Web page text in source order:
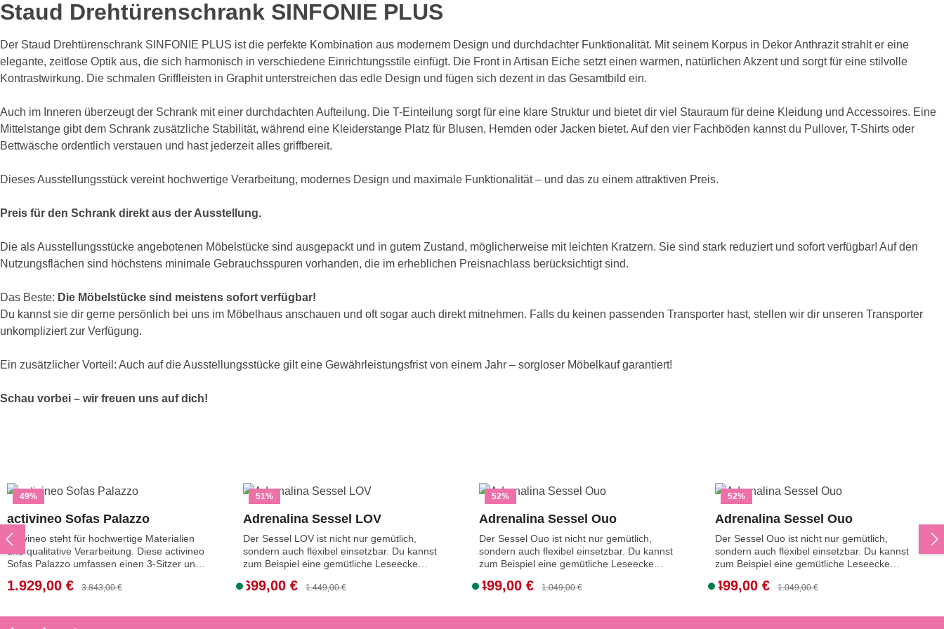
Staud Drehtürenschrank SINFONIE PLUS
Der Staud Drehtürenschrank SINFONIE PLUS ist die perfekte Kombination aus modernem Design und durchdachter Funktionalität. Mit seinem Korpus in Dekor Anthrazit strahlt er eine
elegante, zeitlose Optik aus, die sich harmonisch in verschiedene Einrichtungsstile einfügt. Die Front in Artisan Eiche setzt einen warmen, natürlichen Akzent und sorgt für eine stilvolle
Kontrastwirkung. Die schmalen Griffleisten in Graphit unterstreichen das edle Design und fügen sich dezent in das Gesamtbild ein.
Auch im Inneren überzeugt der Schrank mit einer durchdachten Aufteilung. Die T-Einteilung sorgt für eine klare Struktur und bietet dir viel Stauraum für deine Kleidung und Accessoires. Eine
Mittelstange gibt dem Schrank zusätzliche Stabilität, während eine Kleiderstange Platz für Blusen, Hemden oder Jacken bietet. Auf den vier Fachböden kannst du Pullover, T-Shirts oder
Bettwäsche ordentlich verstauen und hast jederzeit alles griffbereit.
Dieses Ausstellungsstück vereint hochwertige Verarbeitung, modernes Design und maximale Funktionalität – und das zu einem attraktiven Preis.
Preis für den Schrank direkt aus der Ausstellung.
Die als Ausstellungsstücke angebotenen Möbelstücke sind ausgepackt und in gutem Zustand, möglicherweise mit leichten Kratzern. Sie sind stark reduziert und sofort verfügbar! Auf den
Nutzungsflächen sind höchstens minimale Gebrauchsspuren vorhanden, die im erheblichen Preisnachlass berücksichtigt sind.
Das Beste: Die Möbelstücke sind meistens sofort verfügbar!
Du kannst sie dir gerne persönlich bei uns im Möbelhaus anschauen und oft sogar auch direkt mitnehmen. Falls du keinen passenden Transporter hast, stellen wir dir unseren Transporter
unkompliziert zur Verfügung.
Ein zusätzlicher Vorteil: Auch auf die Ausstellungsstücke gilt eine Gewährleistungsfrist von einem Jahr – sorgloser Möbelkauf garantiert!
Schau vorbei – wir freuen uns auf dich!
Produktgalerie überspringen
49%
activineo Sofas Palazzo
activineo steht für hochwertige Materialien
und qualitative Verarbeitung. Diese activineo
Sofas Palazzo umfassen einen 3-Sitzer und
perfekte Basis für ein stilvolles und
haben einen hochwertigen Stoffbezug in
Verkaufspreis:
1.929,00 € Regulärer Preis:
3.843,00 €
51%
Adrenalina Sessel LOV
Der Sessel LOV ist nicht nur gemütlich,
sondern auch flexibel einsetzbar. Du kannst
zum Beispiel eine gemütliche Leseecke
Preis für den Sessel direkt aus der
angebotenen Möbelstücke sind ausgepackt
Verkaufspreis:
S
f
699,00 € Regulärer Preis:
1.449,00 €
52%
Adrenalina Sessel Ouo
Der Sessel Ouo ist nicht nur gemütlich,
sondern auch flexibel einsetzbar. Du kannst
zum Beispiel eine gemütliche Leseecke
Preis für den Sessel direkt aus der
angebotenen Möbelstücke sind ausgepackt
Verkaufspreis:
S
f
499,00 € Regulärer Preis:
1.049,00 €
52%
Adrenalina Sessel Ouo
Der Sessel Ouo ist nicht nur gemütlich,
sondern auch flexibel einsetzbar. Du kannst
zum Beispiel eine gemütliche Leseecke
Preis für den Sessel direkt aus der
angebotenen Möbelstücke sind ausgepackt
Verkaufspreis:
S
f
499,00 € Regulärer Preis:
1.049,00 €